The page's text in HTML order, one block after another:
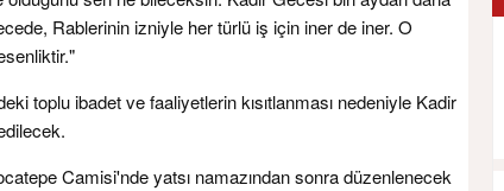
Rablerinin izniyle her türlü iş için iner de iner. O
toplu ibadet ve faaliyetlerin kısıtlanması nedeniyle Kadir
Camisi'nde yatsı namazından sonra düzenlenecek